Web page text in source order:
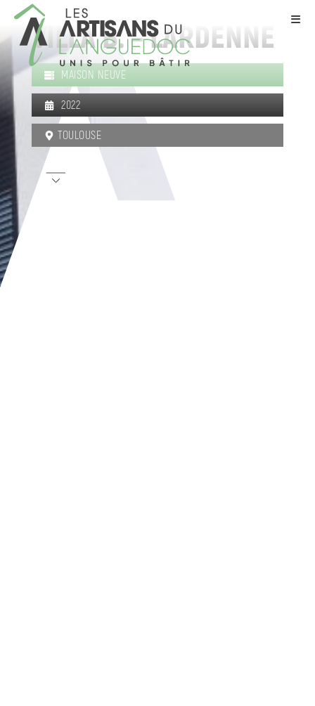
VILLA B. – LARDENNE
MAISON NEUVE
2022
TOULOUSE